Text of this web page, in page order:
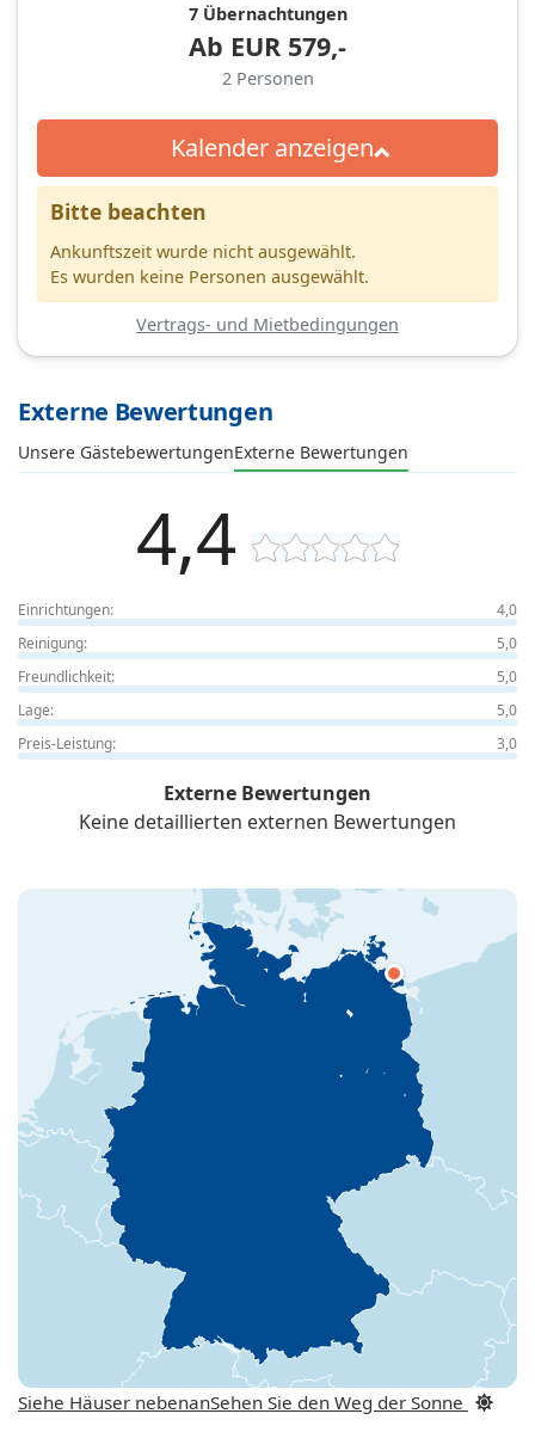
7 Übernachtungen
Ab EUR 579,-
2 Personen
Kalender anzeigen
Bitte beachten
Ankunftszeit wurde nicht ausgewählt.
Es wurden keine Personen ausgewählt.
Vertrags- und Mietbedingungen
Externe Bewertungen
Unsere GästebewertungenExterne Bewertungen
4,4
Einrichtungen:
4,0
Reinigung:
5,0
Freundlichkeit:
5,0
Lage:
5,0
Preis-Leistung:
3,0
Externe Bewertungen
Keine detaillierten externen Bewertungen
Siehe Häuser nebenanSehen Sie den Weg der Sonne